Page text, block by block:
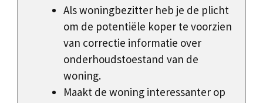
Als woningbezitter heb je de plicht
om de potentiële koper te voorzien
van correctie informatie over
onderhoudstoestand van de
woning.
Maakt de woning interessanter op